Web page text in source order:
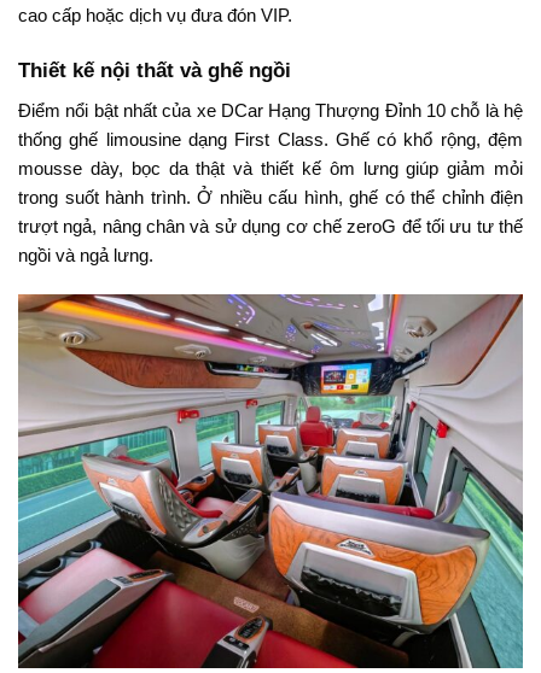
cao cấp hoặc dịch vụ đưa đón VIP.
Thiết kế nội thất và ghế ngồi
Điểm nổi bật nhất của xe DCar Hạng Thượng Đỉnh 10 chỗ là hệ
thống ghế limousine dạng First Class. Ghế có khổ rộng, đệm
mousse dày, bọc da thật và thiết kế ôm lưng giúp giảm mỏi
trong suốt hành trình. Ở nhiều cấu hình, ghế có thể chỉnh điện
trượt ngả, nâng chân và sử dụng cơ chế zeroG để tối ưu tư thế
ngồi và ngả lưng.